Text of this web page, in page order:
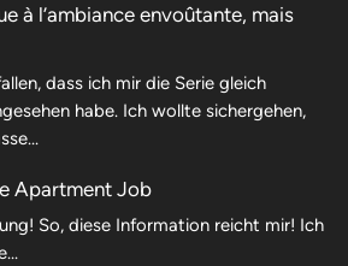
à l’ambiance envoûtante, mais
dass ich mir die Serie gleich
habe. Ich wollte sichergehen,
Apartment Job
So, diese Information reicht mir! Ich